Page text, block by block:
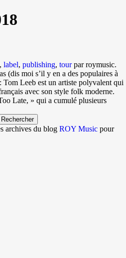
, label, publishing, tourpar roymusic.
(dis moi s’il y en a des populaires à
Tom Leeb est un artiste polyvalent qui
avec son style folk moderne.
Late, » qui a cumulé plusieurs
archives du blog ROY Music pour